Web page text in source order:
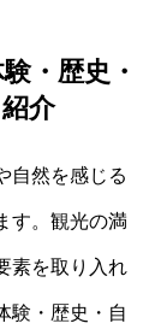
・歴史・
介
自然を感じる
す。観光の満
素を取り入れ
験・歴史・自